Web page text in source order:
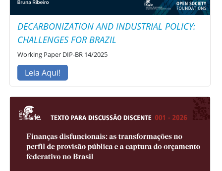
DECARBONIZATION AND INDUSTRIAL POLICY:
CHALLENGES FOR BRAZIL
Working Paper DIP-BR 14/2025
Leia Aqui!